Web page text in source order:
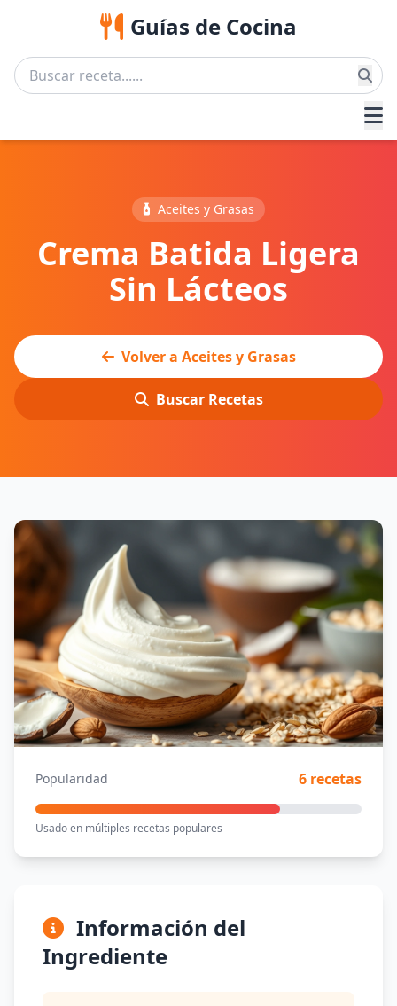
Guías de Cocina
Aceites y Grasas
Crema Batida Ligera
Sin Lácteos
Volver a Aceites y Grasas
Buscar Recetas
Popularidad 6 recetas
Usado en múltiples recetas populares
Información del
Ingrediente